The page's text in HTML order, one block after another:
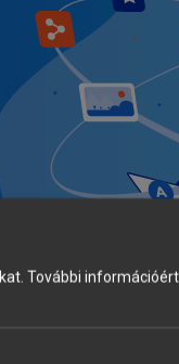
További